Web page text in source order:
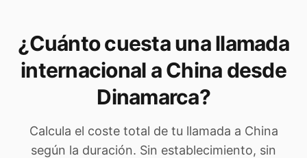
¿Cuánto cuesta una llamada
internacional aChina desde
Dinamarca?
Calcula el coste total de tu llamada a China
según la duración. Sin establecimiento, sin